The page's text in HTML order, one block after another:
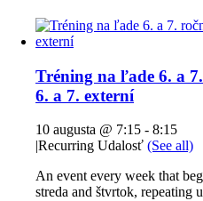
Tréning na ľade 6. a
6. a 7. externí
10 augusta @ 7:15 - 8:15
|Recurring Udalosť (See all)
An event every week that
streda and štvrtok, repeating